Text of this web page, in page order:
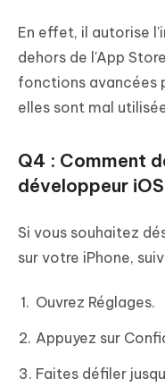
En effet, il autorise
dehors de l'App
fonctions avancées
elles sont mal
Q4 : Comment
développeur
Si vous souhaitez
sur votre iPhone,
Ouvrez Réglages.
Appuyez sur
Faites défiler